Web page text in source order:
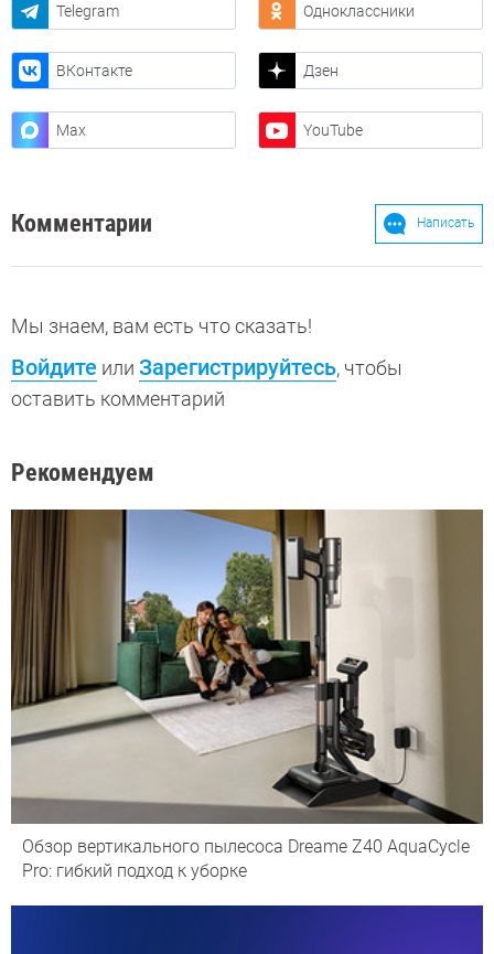
Telegram Одноклассники
ВКонтакте Дзен
Max YouTube
Комментарии Написать
Мы знаем, вам есть что сказать!
Войдите или Зарегистрируйтесь, чтобы
оставить комментарий
Рекомендуем
Обзор вертикального пылесоса Dreame Z40 AquaCycle
Pro: гибкий подход к уборке